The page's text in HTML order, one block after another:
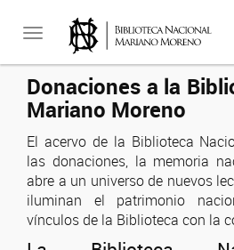
Toggle
navigation
Donaciones a la
Mariano Moreno
El acervo de la Biblioteca
las donaciones, la memoria
abre a un universo de nuevos
iluminan el patrimonio
vínculos de la Biblioteca con la